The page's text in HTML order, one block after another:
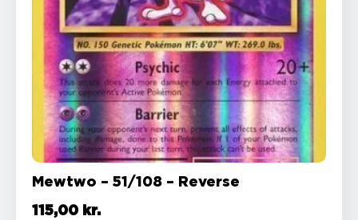
Mewtwo – 51/108 – Reverse
115,00 kr.